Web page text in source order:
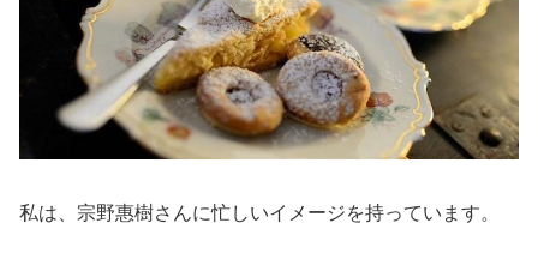
私は、宗野惠樹さんに忙しいイメージを持っています。